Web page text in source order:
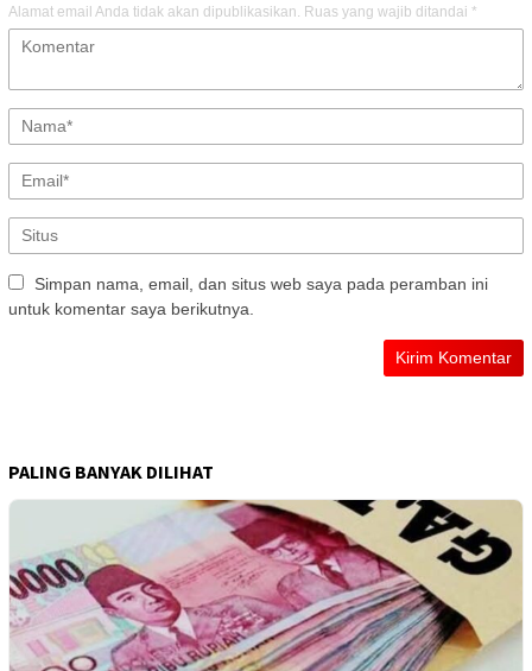
Alamat email Anda tidak akan dipublikasikan. Ruas yang wajib ditandai *
Simpan nama, email, dan situs web saya pada peramban ini
untuk komentar saya berikutnya.
PALING BANYAK DILIHAT